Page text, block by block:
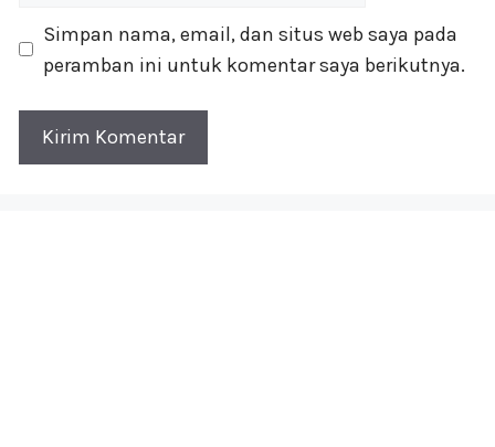
Simpan nama, email, dan situs web saya pada
peramban ini untuk komentar saya berikutnya.